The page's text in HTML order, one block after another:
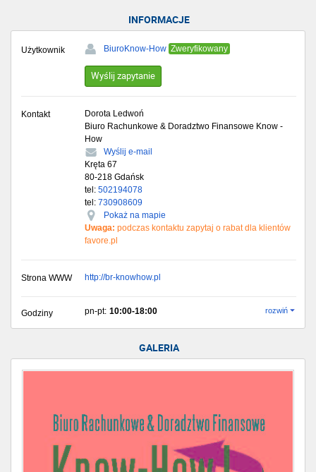
INFORMACJE
Użytkownik BiuroKnow-How Zweryfikowany
Wyślij zapytanie
Kontakt
Dorota Ledwoń
Biuro Rachunkowe & Doradztwo Finansowe Know -
How
Wyślij e-mail
Kręta 67
80-218 Gdańsk
tel: 502194078
tel: 730908609
Pokaż na mapie
Uwaga: podczas kontaktu zapytaj o rabat dla klientów
favore.pl
Strona WWW http://br-knowhow.pl
Godziny pn-pt: 10:00-18:00 rozwiń
GALERIA